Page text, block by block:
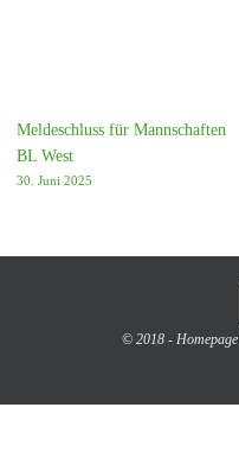
Meldeschluss für Mannschaften
BL West
30. Juni 2025
© 2018 - Homepage